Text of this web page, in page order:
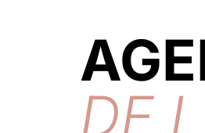
DE